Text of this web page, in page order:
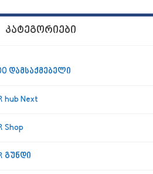
ᲙᲐᲢᲔᲒᲝᲠᲘᲔᲑᲘ
დამსაქმებელი
hub Next
Shop
გუნდი